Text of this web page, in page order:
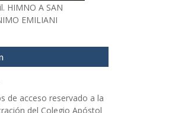
HIMNO A SAN
EMILIANI
de acceso reservado a la
del Colegio Apóstol